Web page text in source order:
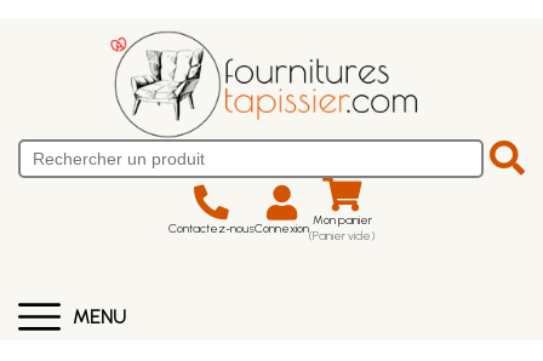
Contactez-nousConnexion Mon panier
(Panier vide)
MENU